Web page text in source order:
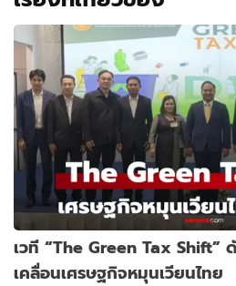
เวที “The Green Tax Shift”
เคลื่อนเศรษฐกิจหมุนเวียนไทย